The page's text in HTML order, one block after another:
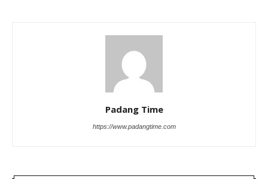
Padang Time
https://www.padangtime.com